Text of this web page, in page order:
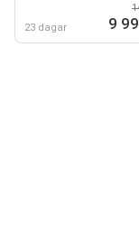
23 dagar 9